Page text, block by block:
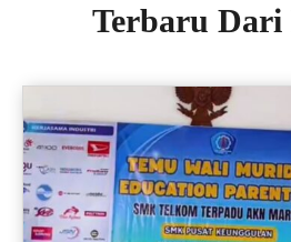
Terbaru Dari